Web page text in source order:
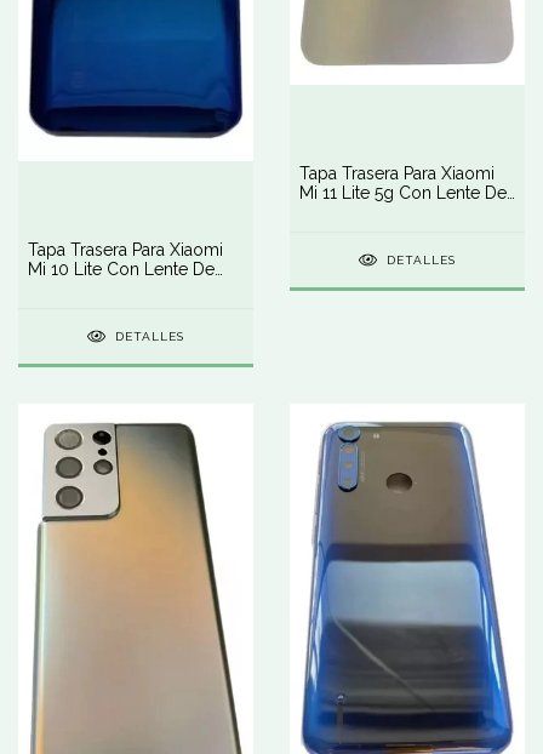
Tapa Trasera Para Xiaomi
Mi 10 Lite Con Lente De
DETALLES
Tapa Trasera Para Xiaomi
Mi 11 Lite 5g Con Lente De
DETALLES